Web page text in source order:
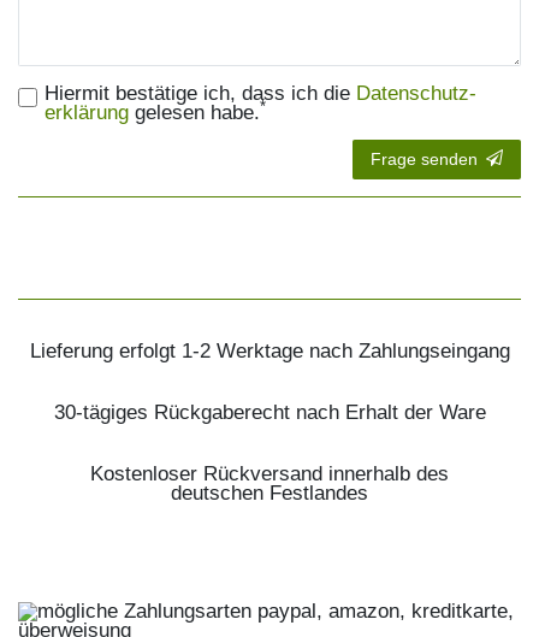
Hiermit bestätige ich, dass ich die Daten­schutz­
erklärunggelesen habe.*
Frage senden
Lieferung erfolgt 1-2 Werktage nach Zahlungseingang
30-tägiges Rückgaberecht nach Erhalt der Ware
Kostenloser Rückversand innerhalb des
deutschen Festlandes